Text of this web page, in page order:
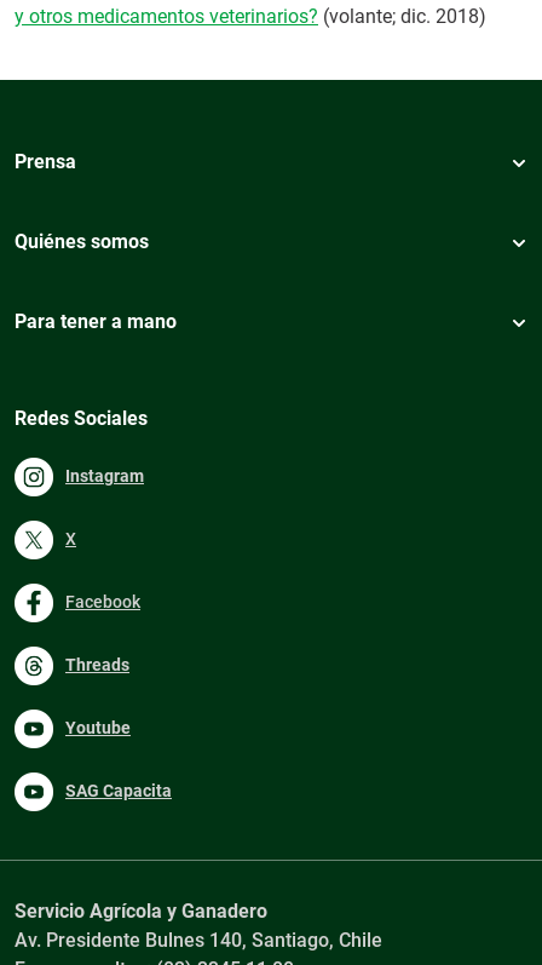
y otros medicamentos veterinarios? (volante; dic. 2018)
Prensa
Quiénes somos
Para tener a mano
Redes Sociales
Instagram
X
Facebook
Threads
Youtube
SAG Capacita
Servicio Agrícola y Ganadero
Av. Presidente Bulnes 140, Santiago, Chile